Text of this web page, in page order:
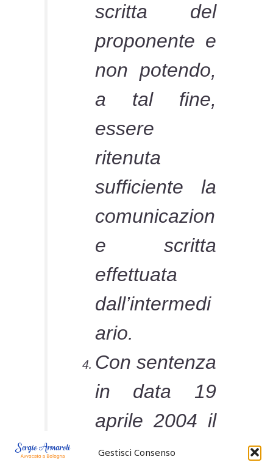
Gestisci Consenso
scritta del
proponente e
non potendo,
a tal fine,
essere
ritenuta
sufficiente la
comunicazion
e scritta
effettuata
dall’intermedi
ario.
Con sentenza
in data 19
aprile 2004 il
Tribunale di